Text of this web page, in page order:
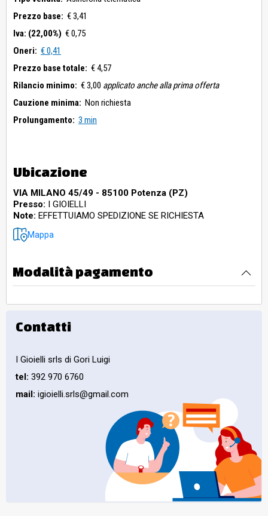
Prezzo base: € 3,41
Iva: (22,00%) € 0,75
Oneri: € 0,41
Prezzo base totale: € 4,57
Rilancio minimo: € 3,00 applicato anche alla prima offerta
Cauzione minima: Non richiesta
Prolungamento: 3 min
Ubicazione
VIA MILANO 45/49 - 85100 Potenza (PZ)
Presso: I GIOIELLI
Note: EFFETTUIAMO SPEDIZIONE SE RICHIESTA
Mappa
Modalità pagamento
Contatti
I Gioielli srls di Gori Luigi
tel: 392 970 6760
mail: igioielli.srls@gmail.com